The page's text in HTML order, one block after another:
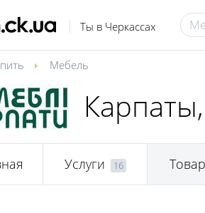
Ты в Черкассах
Мебель
Услуги 16